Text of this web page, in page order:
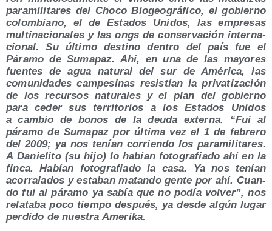
para­mi­li­ta­res del Cho­co Bio­geo­grá­fi­co, el gobierno
colom­biano, el de Esta­dos Uni­dos, las empre­sas
mul­ti­na­cio­na­les y las ongs de con­ser­va­ción inter­na­
cio­nal. Su últi­mo des­tino den­tro del país fue el
Pára­mo de Suma­paz. Ahí, en una de las mayo­res
fuen­tes de agua natu­ral del sur de Amé­ri­ca, las
comu­ni­da­des cam­pe­si­nas resis­tían la pri­va­ti­za­ción
de los recur­sos natu­ra­les y el plan del gobierno
para ceder sus terri­to­rios a los Esta­dos Uni­dos
a cam­bio de bonos de la deu­da exter­na. “Fui al
pára­mo de Suma­paz por últi­ma vez el 1 de febre­ro
del 2009; ya nos tenían corrien­do los para­mi­li­ta­res.
A Danie­li­to (su hijo) lo habían foto­gra­fia­do ahí en la
fin­ca. Habían foto­gra­fia­do la casa. Ya nos tenían
aco­rra­la­dos y esta­ban matan­do gen­te por ahí. Cuan­
do fui al pára­mo ya sabía que no podía vol­ver”, nos
rela­ta­ba poco tiem­po des­pués, ya des­de algún lugar
per­di­do de nues­tra Amerika.